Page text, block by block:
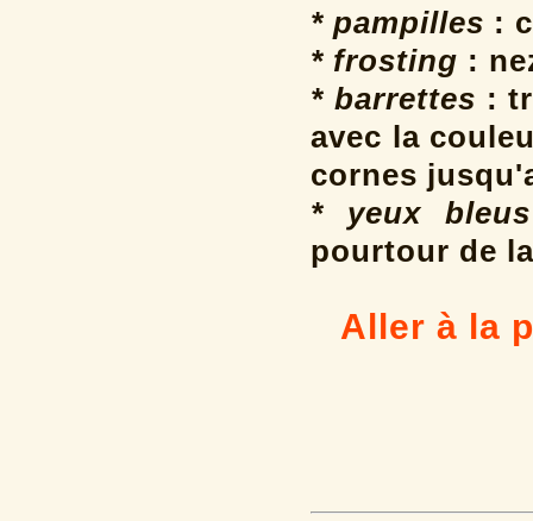
* pampilles :
* frosting :
* barrettes :
avec la
cornes
* yeux bleus
pourtour de
Aller à la